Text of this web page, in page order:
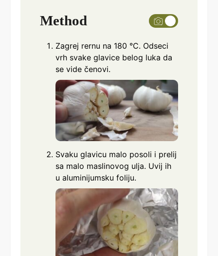
Method
Zagrej rernu na 180 °C. Odseci
vrh svake glavice belog luka da
se vide čenovi.
Svaku glavicu malo posoli i prelij
sa malo maslinovog ulja. Uvij ih
u aluminijumsku foliju.